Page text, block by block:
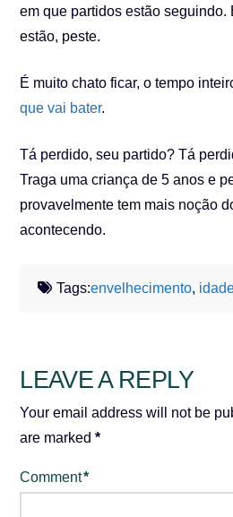
em que partidos estão seguindo.
estão, peste.
É muito chato ficar, o tempo
que vai bater.
Tá perdido, seu partido? Tá
Traga uma criança de 5 anos e
provavelmente tem mais noção
acontecendo.
Tags:envelhecimento,
LEAVE A REPLY
Your email address will not be
are marked*
Comment*